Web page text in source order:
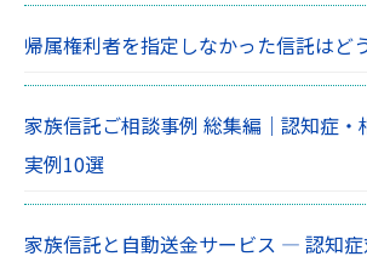
帰属権利者を指定しなかった信託はど
家族信託ご相談事例 総集編｜認知症・
実例10選
家族信託と自動送金サービス ― 認知